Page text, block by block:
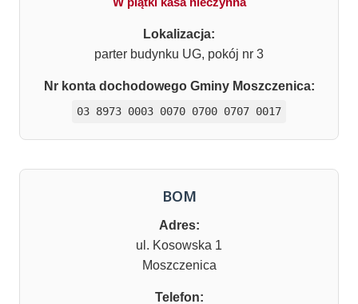
Lokalizacja:
parter budynku UG, pokój nr 3
Nr konta dochodowego Gminy Moszczenica:
03 8973 0003 0070 0700 0707 0017
BOM
Adres:
ul. Kosowska 1
Moszczenica
Telefon: